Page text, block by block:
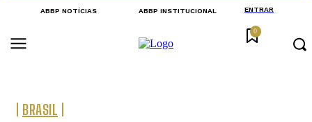
ABBP NOTÍCIAS ABBP INSTITUCIONAL ENTRAR
0
BRASIL